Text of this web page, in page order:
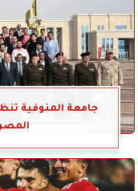
جامعة المنوفية